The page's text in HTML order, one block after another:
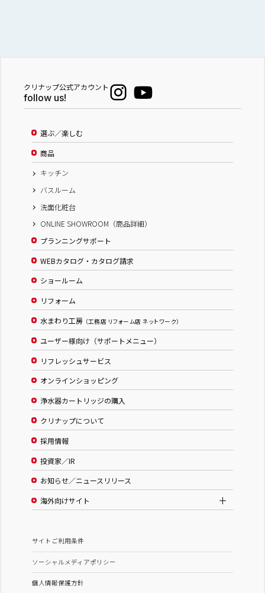
クリナップ公式アカウント
follow us!
選ぶ／楽しむ
商品
キッチン
バスルーム
洗面化粧台
ONLINE SHOWROOM（商品詳細）
プランニングサポート
WEBカタログ・カタログ請求
ショールーム
リフォーム
水まわり工房 （工務店 リフォーム店 ネットワーク）
ユーザー様向け（サポートメニュー）
リフレッシュサービス
オンラインショッピング
浄水器カートリッジの購入
クリナップについて
採用情報
投資家／IR
お知らせ／ニュースリリース
海外向けサイト
サイトご利用条件
ソーシャルメディアポリシー
個人情報保護方針